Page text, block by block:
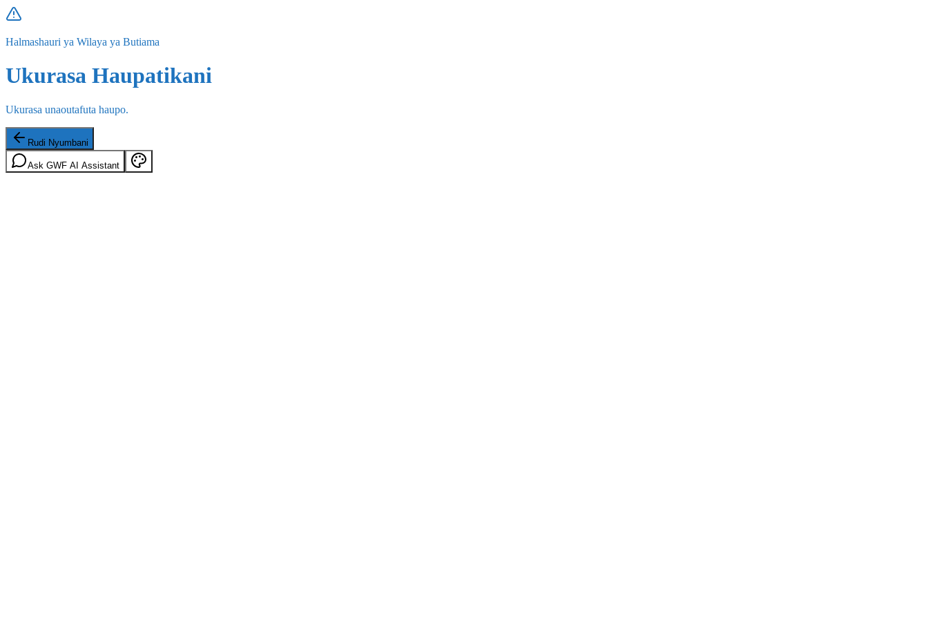
Halmashauri ya Wilaya ya Butiama
Ukurasa Haupatikani
Ukurasa unaoutafuta haupo.
Rudi Nyumbani
Ask GWF AI Assistant